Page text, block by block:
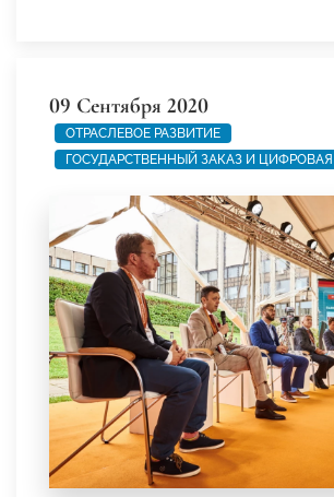
09 Сентября 2020
ОТРАСЛЕВОЕ РАЗВИТИЕ
ГОСУДАРСТВЕННЫЙ ЗАКАЗ И